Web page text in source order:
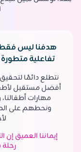
هدفنا ليس فقط
تفاعلية متطورة
نتطلع دائمًا
أفضل مستقبل
مهارات
ونحطهم على
إيماننا العميق